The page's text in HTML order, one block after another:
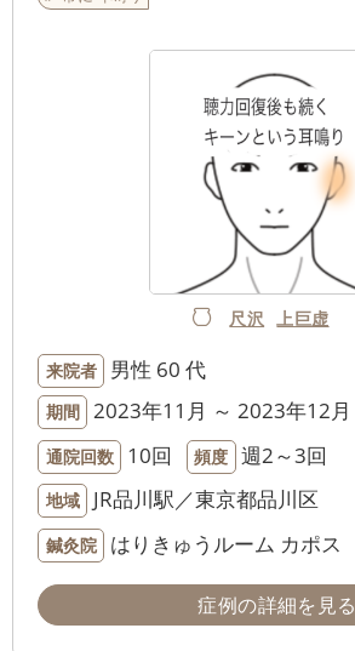
尺沢 上巨虚
来院者 男性 60 代
期間 2023年11月 ～ 2023年12月
通院回数 10回 頻度 週2～3回
地域 JR品川駅／東京都品川区
鍼灸院 はりきゅうルーム カポス
症例の詳細を見る